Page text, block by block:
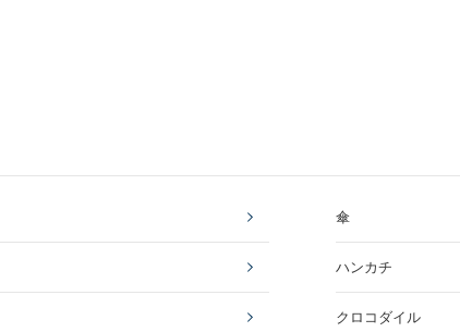
傘
ハンカチ
クロコダイル